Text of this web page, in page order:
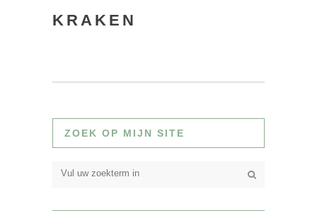
KRAKEN
ZOEK OP MIJN SITE